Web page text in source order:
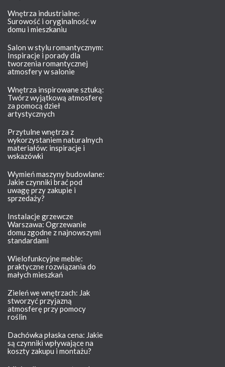
Wnętrza industrialne:
Surowość i oryginalność w
domu i mieszkaniu
Salon w stylu romantycznym:
Inspiracje i porady dla
tworzenia romantycznej
atmosfery w salonie
Wnętrza inspirowane sztuką:
Twórz wyjątkową atmosferę
za pomocą dzieł
artystycznych
Przytulne wnętrza z
wykorzystaniem naturalnych
materiałów: inspiracje i
wskazówki
Wymień maszyny budowlane:
Jakie czynniki brać pod
uwagę przy zakupie i
sprzedaży?
Instalacje grzewcze
Warszawa: Ogrzewanie
domu zgodne z najnowszymi
standardami
Wielofunkcyjne meble:
praktyczne rozwiązania do
małych mieszkań
Zieleń we wnętrzach: Jak
stworzyć przyjazną
atmosferę przy pomocy
roślin
Dachówka płaska cena: Jakie
są czynniki wpływające na
koszty zakupu i montażu?